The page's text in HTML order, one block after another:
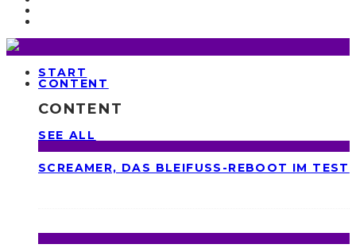
START
CONTENT
CONTENT
SEE ALL
SCREAMER, DAS BLEIFUSS-REBOOT IM TEST